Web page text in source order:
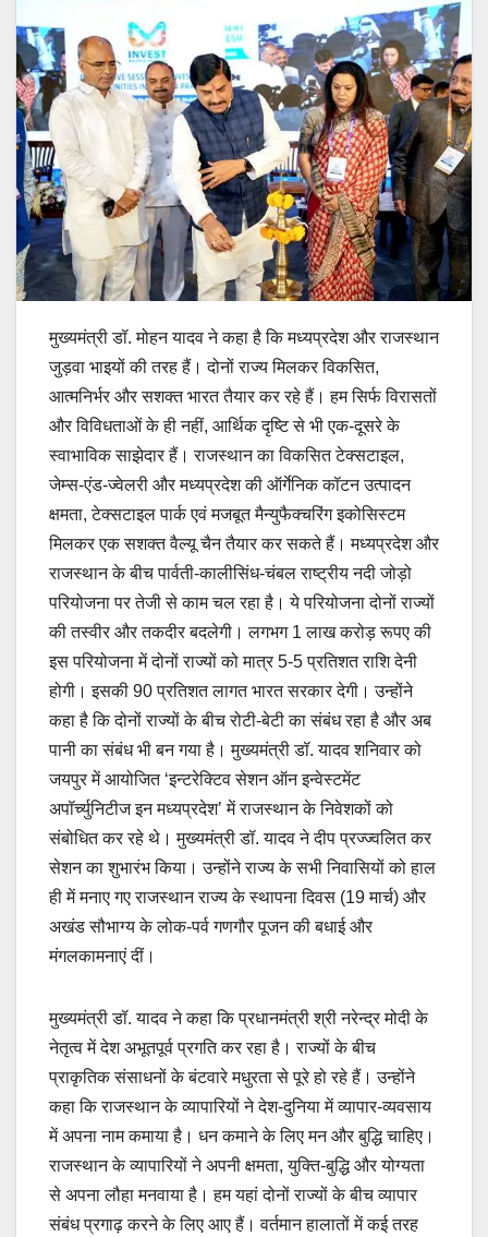
मुख्यमंत्री डॉ. मोहन यादव ने कहा है कि मध्यप्रदेश और राजस्थान
जुड़वा भाइयों की तरह हैं। दोनों राज्य मिलकर विकसित,
आत्मनिर्भर और सशक्त भारत तैयार कर रहे हैं। हम सिर्फ विरासतों
और विविधताओं के ही नहीं, आर्थिक दृष्टि से भी एक-दूसरे के
स्वाभाविक साझेदार हैं। राजस्थान का विकसित टेक्सटाइल,
जेम्स-एंड-ज्वेलरी और मध्यप्रदेश की ऑर्गेनिक कॉटन उत्पादन
क्षमता, टेक्सटाइल पार्क एवं मज‍बूत मैन्युफैक्चरिंग इकोसिस्टम
मिलकर एक सशक्त वैल्यू चैन तैयार कर सकते हैं। मध्यप्रदेश और
राजस्थान के बीच पार्वती-कालीसिंध-चंबल राष्ट्रीय नदी जोड़ो
परियोजना पर तेजी से काम चल रहा है। ये परियोजना दोनों राज्यों
की तस्वीर और तकदीर बदलेगी। लगभग 1 लाख करोड़ रूपए की
इस परियोजना में दोनों राज्यों को मात्र 5-5 प्रतिशत राशि देनी
होगी। इसकी 90 प्रतिशत लागत भारत सरकार देगी। उन्होंने
कहा है कि दोनों राज्यों के बीच रोटी-बेटी का संबंध रहा है और अब
पानी का संबंध भी बन गया है। मुख्यमंत्री डॉ. यादव शनिवार को
जयपुर में आयोजित ‘इन्टरेक्टिव सेशन ऑन इन्वेस्टमेंट
अपॉर्च्युनिटीज इन मध्यप्रदेश’ में राजस्थान के निवेशकों को
संबोधित कर रहे थे। मुख्यमंत्री डॉ. यादव ने दीप प्रज्ज्वलित कर
सेशन का शुभारंभ किया। उन्होंने राज्य के सभी निवासियों को हाल
ही में मनाए गए राजस्थान राज्य के स्थापना दिवस (19 मार्च) और
अखंड सौभाग्य के लोक-पर्व गणगौर पूजन की बधाई और
मंगलकामनाएं दीं।
मुख्यमंत्री डॉ. यादव ने कहा कि प्रधानमंत्री श्री नरेन्द्र मोदी के
नेतृत्व में देश अभूतपूर्व प्रगति कर रहा है। राज्यों के बीच
प्राकृतिक संसाधनों के बंटवारे मधुरता से पूरे हो रहे हैं। उन्होंने
कहा कि राजस्थान के व्यापारियों ने देश-दुनिया में व्यापार-व्यवसाय
में अपना नाम कमाया है। धन कमाने के लिए मन और बुद्धि चाहिए।
राजस्थान के व्यापारियों ने अपनी क्षमता, युक्ति-बुद्धि और योग्यता
से अपना लौहा मनवाया है। हम यहां दोनों राज्यों के बीच व्यापार
संबंध प्रगाढ़ करने के लिए आए हैं। वर्तमान हालातों में कई तरह